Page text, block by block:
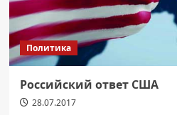
Политика
Российский ответ США
28.07.2017